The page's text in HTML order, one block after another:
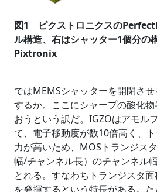
図1 ピクストロニクスの
ル構造、右はシャッター1個分の
Pixtronix
ではMEMSシャッターを開閉さ
するか。ここにシャープの酸化
おうという訳だ。IGZOはアモル
て、電子移動度が数10倍高く、
力が高いため、MOSトランジス
幅/チャンネル長）のチャンネル
とれる。すなわちトランジスタ
を発揮するという特長がある。